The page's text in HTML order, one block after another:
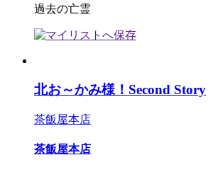
過去の亡霊
北お～かみ様！Second Story
茶飯屋本店
茶飯屋本店